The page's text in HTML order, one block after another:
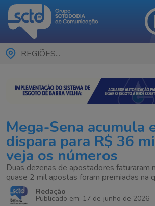
REGIÕES...
Mega-Sena acumula
dispara para R$ 36
veja os números
Duas dezenas de apostadores faturaram
quase 2 mil apostas foram premiadas na
Redação
Publicado em: 17 de junho de 2026